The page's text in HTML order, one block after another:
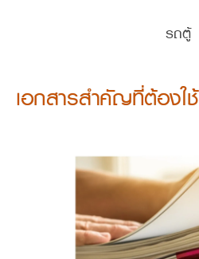
รถตู้
เอกสารสำคัญที่ต้องใช้